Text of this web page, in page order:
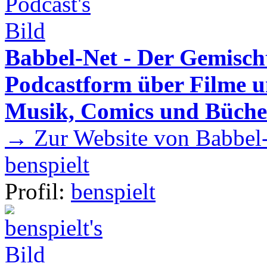
Babbel-Net - Der
Podcastform über Filme
Musik, Comics und
→ Zur Website von
benspielt
Profil: benspielt